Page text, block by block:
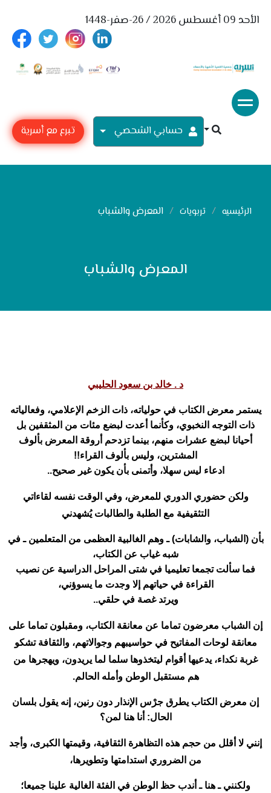
الأحد 09 أغسطس 2026 / 26-صفر-1448
حسابي الشحصي تبرع مع أسرية
الرئيسيه تربويات المعرض والشباب
المعرض والشباب
د . خالد بن سعود الحليبي
يستمر معرض الكتاب في حولياته، ذات الزخم الإعلامي، وفعالياته
ذات التوجه النخبوي، وكأنما أعدت لبضع مئات من المثقفين بل
أحيانا لبضع عشرات منهم، بينما تزدحم أروقة المعرض بألوف
المشترين، وليس بألوف القراء!!
ادعاء ليس سهلا، وأتمنى بأن يكون غير صحيح..
ولكن حضوري الدوري للمعرض، وفي الوقت نفسه لقاءاتي
التثقيفية مع الطلبة والطالبات يُشهدني
بأن (الشباب، والشابات) ـ وهم الغالبية العظمى من المتعلمين ـ في
شبه غياب عن الكتاب،
فما سألت تجمعا تعليميا في شتى المراحل الدراسية عن نصيب
القراءة في حياتهم إلا وجدت ما يسوؤني،
ويرتد غصة في حلقي..
إن الشباب معرضون تماما عن معانقة الكتاب، ومقبلون تماما على
معانقة لوحات المفاتيح في حواسيبهم وجوالاتهم، والثقافة تشكو
غربة نكداء، يدعيها أقوام ليتخذوها سلما لما يريدون، ويهجرها من
هم مستقبل الوطن وأمله الحالم.
إن معرض الكتاب يطرق جرْس الإنذار دون رنين، إنه يقول بلسان
الحال: أنا هنا لمن؟
إنني لا أقلل من حجم هذه التظاهرة الثقافية، وقيمتها الكبرى، وأجد
من الضروري استدامتها وتطويرها،
ولكنني ـ هنا ـ أندب حظ الوطن في الفئة الغالية علينا جميعا؛